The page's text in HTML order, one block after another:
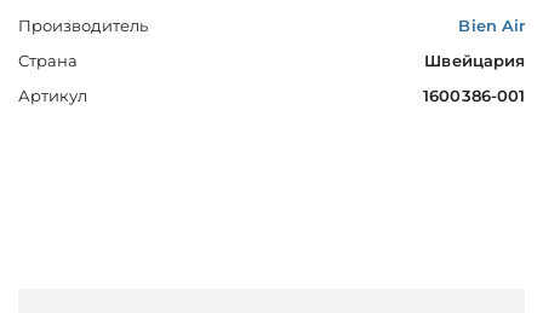
Производитель
Bien Air
Страна
Швейцария
Артикул
1600386-001